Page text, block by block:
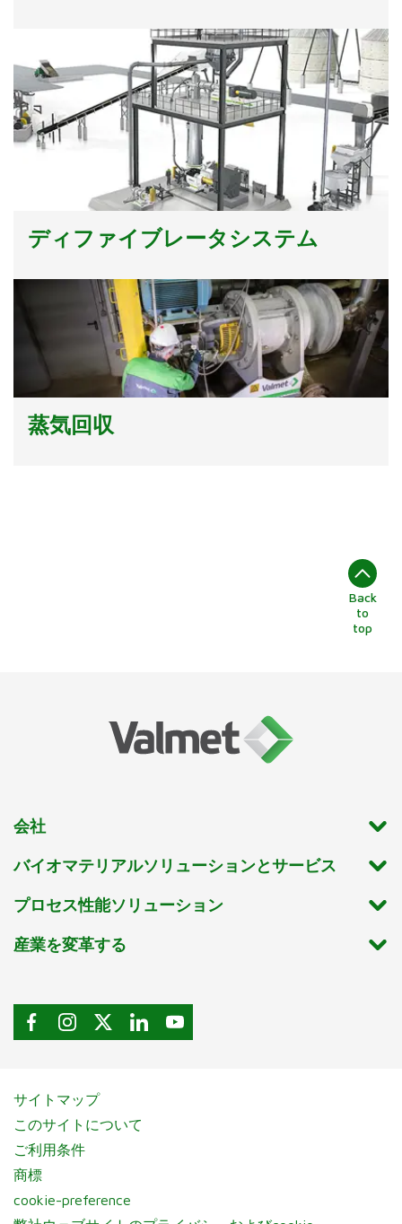
ディファイブレータシステム
蒸気回収
Back
to
top
会社
バイオマテリアルソリューションとサービス
プロセス性能ソリューション
産業を変革する
サイトマップ
このサイトについて
ご利用条件
商標
cookie-preference